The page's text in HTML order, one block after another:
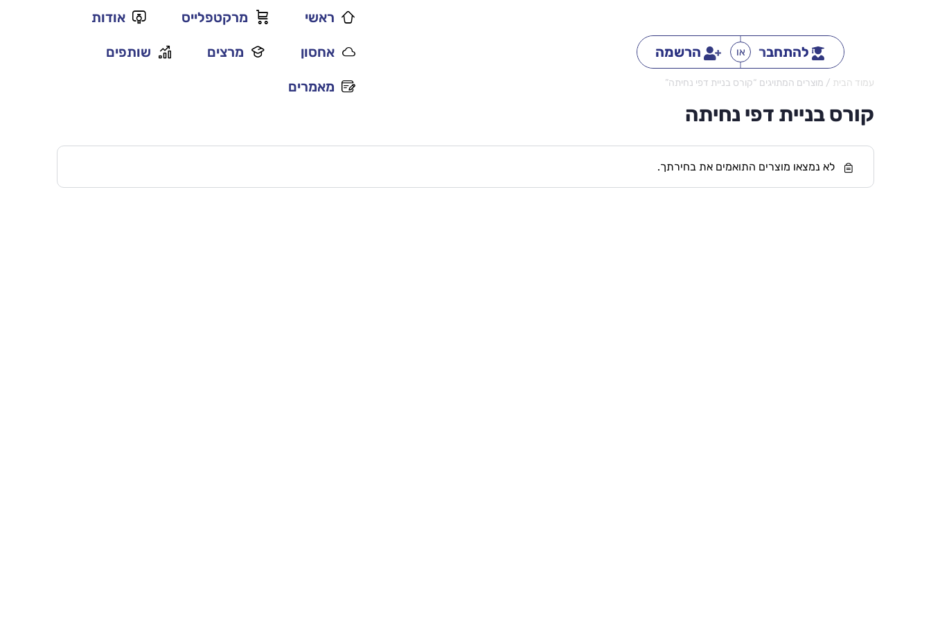
להתחבר או הרשמה
ראשי מרקטפלייס אודות
אחסון מרצים שותפים
מאמרים עמוד הבית / מוצרים המתויגים “קורס בניית דפי נחיתה”
קורס בניית דפי נחיתה
לא נמצאו מוצרים התואמים את בחירתך.